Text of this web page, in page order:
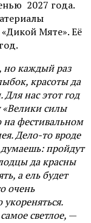
2027 года.
Мяте». Её
каждый раз
красоты да
нас этот год
силы
на фестивальном
Дело-то вроде
пройдут
да красны
а ель будет
очень
светлое, —